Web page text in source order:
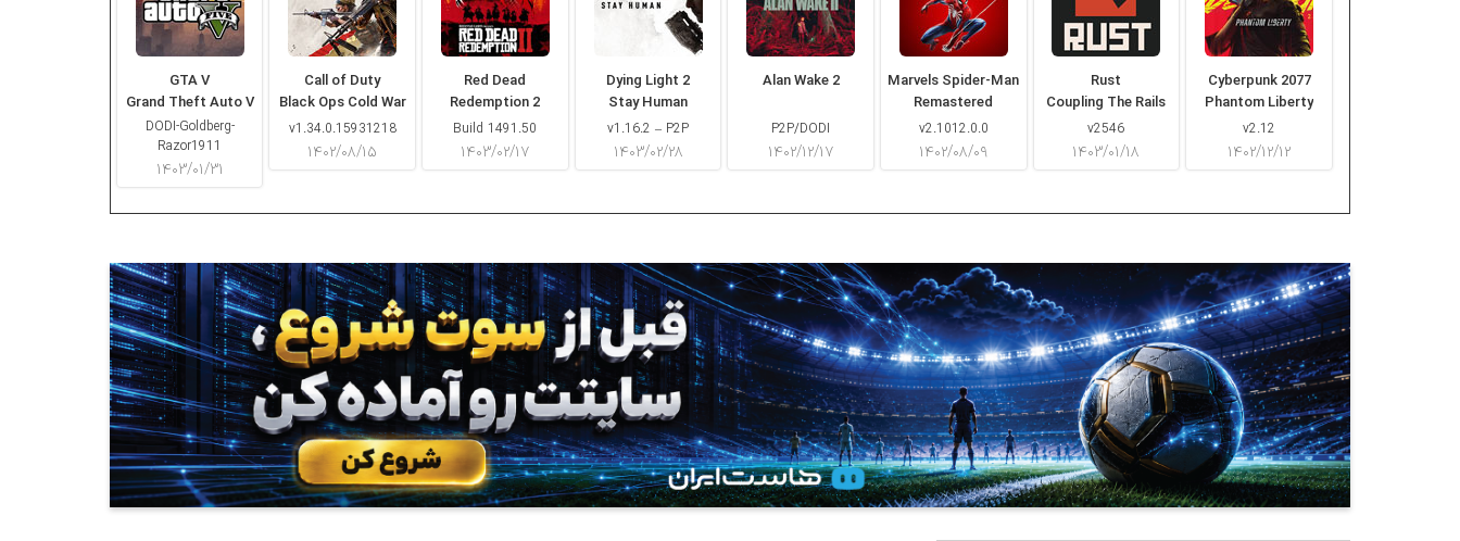
GTA V
Grand Theft Auto V
DODI-Goldberg-
Razor1911
۱۴۰۳/۰۱/۳۱
Call of Duty
Black Ops Cold War
v1.34.0.15931218
۱۴۰۲/۰۸/۱۵
Red Dead
Redemption 2
Build 1491.50
۱۴۰۳/۰۲/۱۷
Dying Light 2
Stay Human
v1.16.2 – P2P
۱۴۰۳/۰۲/۲۸
Alan Wake 2
P2P/DODI
۱۴۰۲/۱۲/۱۷
Marvels Spider-Man
Remastered
v2.1012.0.0
۱۴۰۲/۰۸/۰۹
Rust
Coupling The Rails
v2546
۱۴۰۳/۰۱/۱۸
Cyberpunk 2077
Phantom Liberty
v2.12
۱۴۰۲/۱۲/۱۲